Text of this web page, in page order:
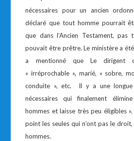
nécessaires pour un ancien
déclaré que tout homme pourrait
que dans l’Ancien Testament, pas
pouvait être prêtre. Le ministère a
a mentionné que Le dirigent
« irréprochable », marié, « sobre,
conduite », etc. Il y a une
nécessaires qui finalement
hommes et laisse très peu éligibles
point les seules qui n’ont pas le
hommes.